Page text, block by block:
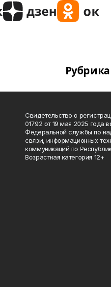
Свидетельство о
01792 от 19 мая 2025 года
Федеральной службы по
связи, информационных
коммуникаций по
Возрастная категория 12+